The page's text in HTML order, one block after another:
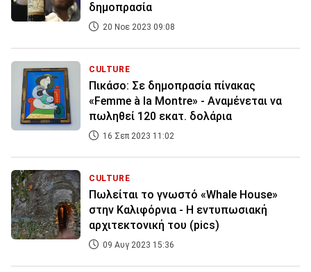
δημοπρασία
20 Νοε 2023 09:08
CULTURE
Πικάσο: Σε δημοπρασία πίνακας
«Femme à la Montre» - Αναμένεται να
πωληθεί 120 εκατ. δολάρια
16 Σεπ 2023 11:02
CULTURE
Πωλείται το γνωστό «Whale House»
στην Καλιφόρνια - Η εντυπωσιακή
αρχιτεκτονική του (pics)
09 Αυγ 2023 15:36